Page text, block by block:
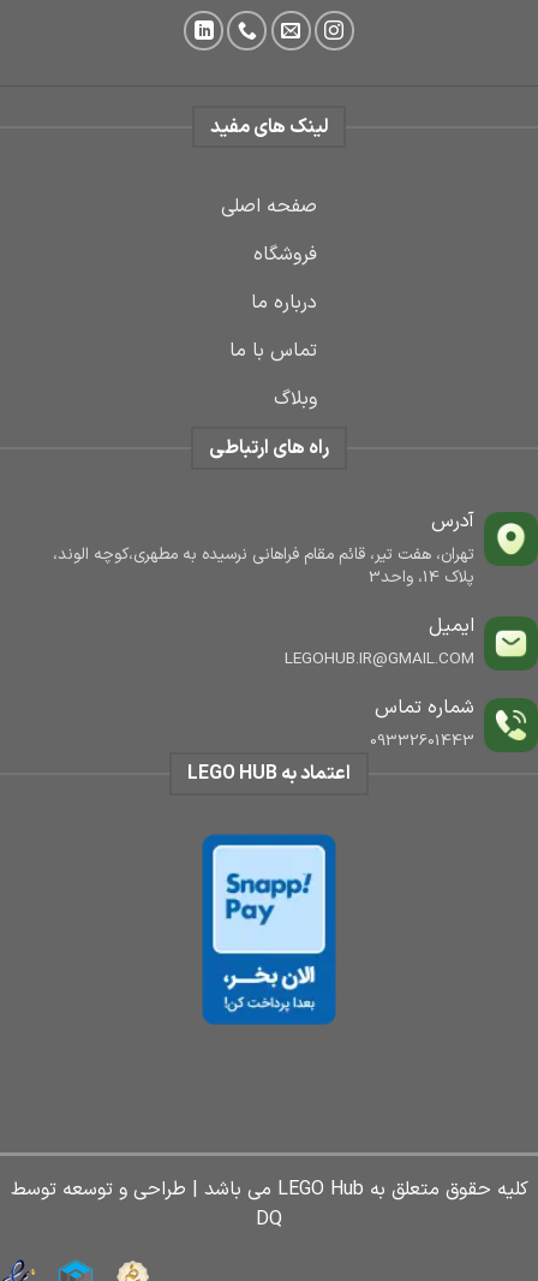
لینک های مفید
صفحه اصلی
فروشگاه
درباره ما
تماس با ما
وبلاگ
راه های ارتباطی
آدرس
تهران، هفت تیر، قائم مقام فراهانی نرسیده به مطهری،کوچه الوند،
پلاک 14، واحد3
ایمیل
LEGOHUB.IR@GMAIL.COM
شماره تماس
09332601443
اعتماد به LEGO HUB
کلیه حقوق متعلق به LEGO Hub می باشد | طراحی و توسعه توسط
DQ